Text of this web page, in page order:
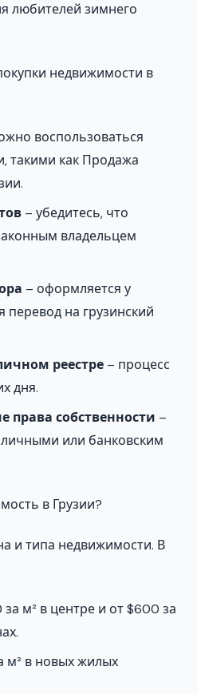
любителей зимнего
недвижимости в
воспользоваться
такими как Продажа
– убедитесь, что
владельцем
– оформляется у
перевод на грузинский
реестре – процесс
дня.
права собственности –
или банковским
в Грузии?
и типа недвижимости. В
за м² в центре и от $600 за
м² в новых жилых